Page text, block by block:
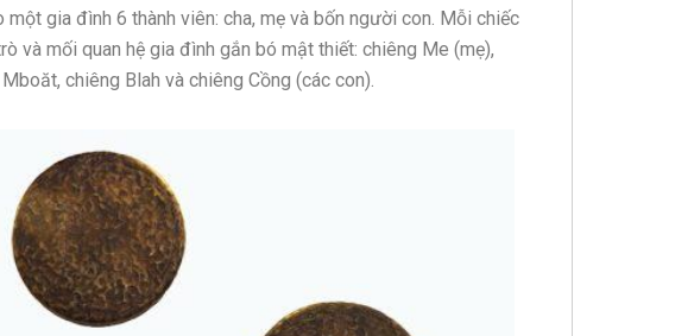
gia đình 6 thành viên: cha, mẹ và bốn người con. Mỗi chiếc
và mối quan hệ gia đình gắn bó mật thiết: chiêng Me (mẹ),
chiêng Blah và chiêng Cồng (các con).